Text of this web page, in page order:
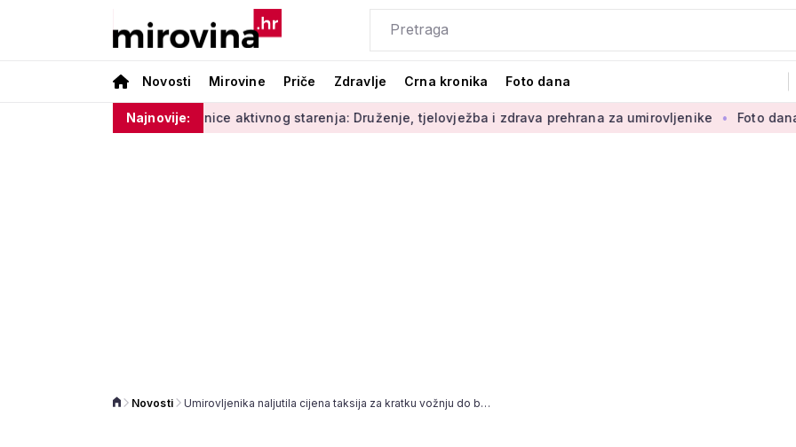
Novosti Mirovine Priče Zdravlje Crna kronika Foto dana
Najnovije:
Radionice aktivnog starenja: Druženje, tjelovježba i zdrava prehrana za umirovljenike Foto dana: 'Najljepši
Novosti Umirovljenika naljutila cijena taksija za kratku vožnju do bolnice: 'Ovo je pljačka države i penzionera'